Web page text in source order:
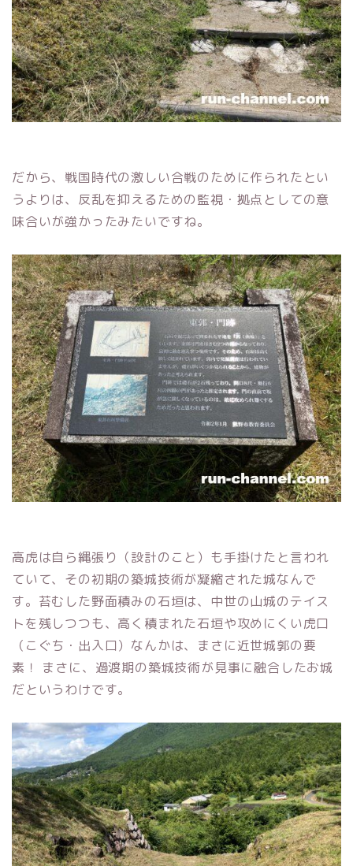
だから、戦国時代の激しい合戦のために作られたとい
うよりは、反乱を抑えるための監視・拠点としての意
味合いが強かったみたいですね。
高虎は自ら縄張り（設計のこと）も手掛けたと言われ
ていて、その初期の築城技術が凝縮された城なんで
す。苔むした野面積みの石垣は、中世の山城のテイス
トを残しつつも、高く積まれた石垣や攻めにくい虎口
（こぐち・出入口）なんかは、まさに近世城郭の要
素！ まさに、過渡期の築城技術が見事に融合したお城
だというわけです。